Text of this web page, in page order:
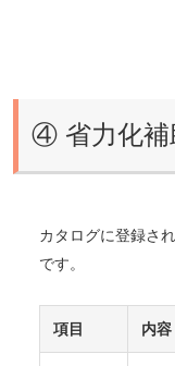
④ 省力化補
カタログに登録さ
です。
項目 内容